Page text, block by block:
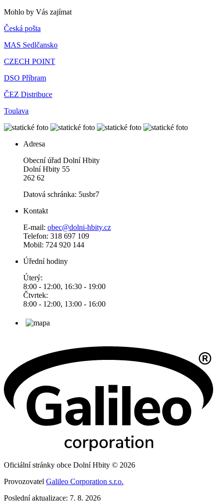
Mohlo by Vás zajímat
Česká pošta
MAS Sedlčansko
CZECH POINT
DSO Příbram
ČEZ Distribuce
Toulava
Adresa
Obecní úřad Dolní Hbity
Dolní Hbity 55
262 62
Datová schránka: 5usbr7
Kontakt
E-mail: obec@dolni-hbity.cz
Telefon: 318 697 109
Mobil: 724 920 144
Úřední hodiny
Úterý:
8:00 - 12:00, 16:30 - 19:00
Čtvrtek:
8:00 - 12:00, 13:00 - 16:00
Oficiální stránky obce Dolní Hbity © 2026
Provozovatel Galileo Corporation s.r.o.
Poslední aktualizace: 7. 8. 2026